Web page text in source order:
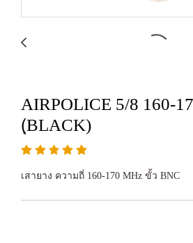
AIRPOLICE 5/8 160-
(ฺBLACK)
เสายาง ความถี่ 160-170 MHz ขั้ว BNC